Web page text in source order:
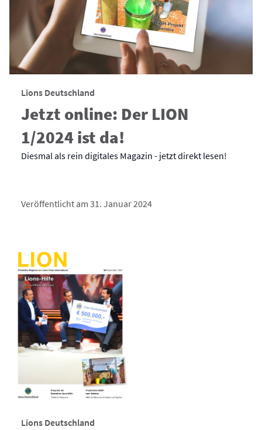
Lions Deutschland
Jetzt online: Der LION
1/2024 ist da!
Diesmal als rein digitales Magazin - jetzt direkt lesen!
Veröffentlicht am 31. Januar 2024
Lions Deutschland